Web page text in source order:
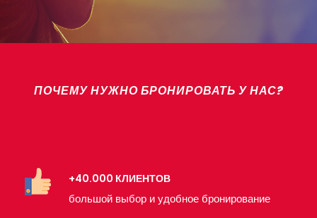
ПОЧЕМУ НУЖНО БРОНИРОВАТЬ У НАС?
+40.000 КЛИЕНТОВ
большой выбор и удобное бронирование